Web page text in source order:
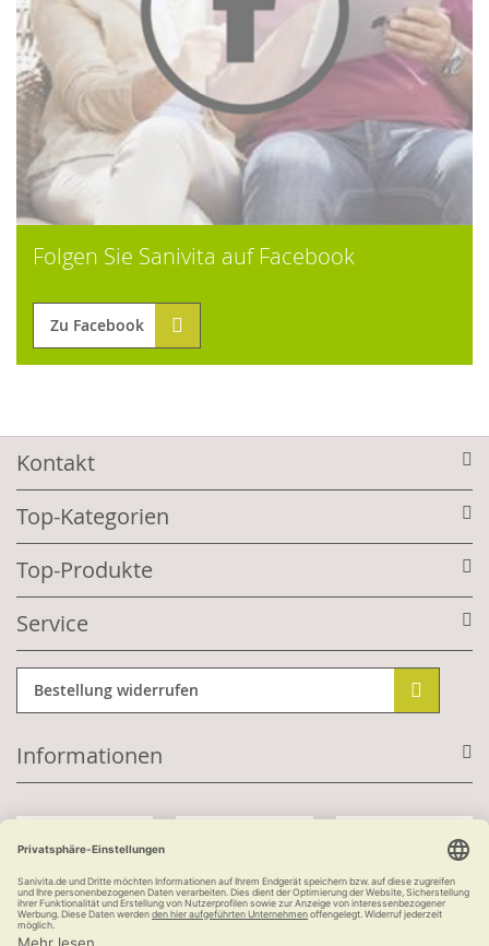
Folgen Sie Sanivita auf Facebook
Zu Facebook
Kontakt
Top-Kategorien
Top-Produkte
Service
Bestellung widerrufen
Informationen